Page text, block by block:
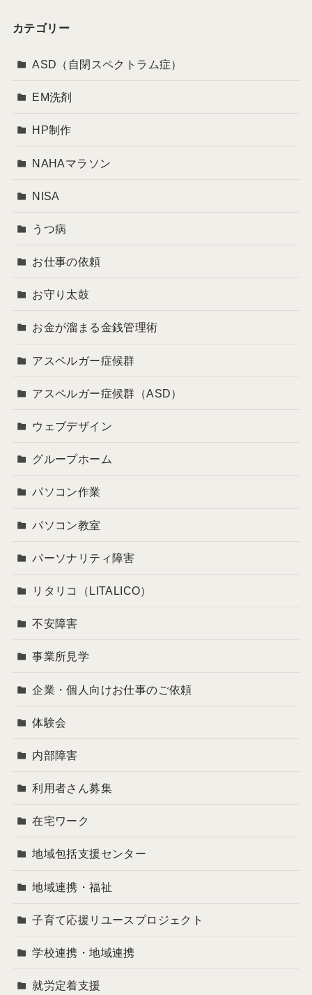
カテゴリー
ASD（自閉スペクトラム症）
EM洗剤
HP制作
NAHAマラソン
NISA
うつ病
お仕事の依頼
お守り太鼓
お金が溜まる金銭管理術
アスペルガー症候群
アスペルガー症候群（ASD）
ウェブデザイン
グループホーム
パソコン作業
パソコン教室
パーソナリティ障害
リタリコ（LITALICO）
不安障害
事業所見学
企業・個人向けお仕事のご依頼
体験会
内部障害
利用者さん募集
在宅ワーク
地域包括支援センター
地域連携・福祉
子育て応援リユースプロジェクト
学校連携・地域連携
就労定着支援